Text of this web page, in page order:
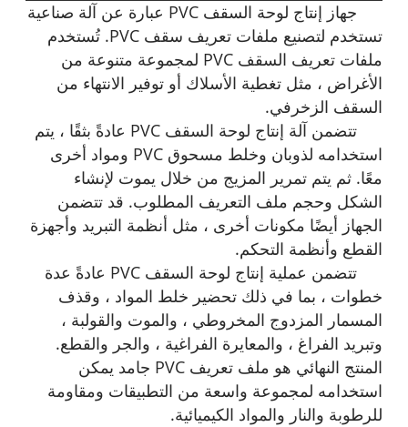
جهاز إنتاج لوحة السقف PVC عبارة عن آلة صناعية
تستخدم لتصنيع ملفات تعريف سقف PVC. تُستخدم
ملفات تعريف السقف PVC لمجموعة متنوعة من
الأغراض ، مثل تغطية الأسلاك أو توفير الانتهاء من
السقف الزخرفي.
تتضمن آلة إنتاج لوحة السقف PVC عادةً بثقًا ، يتم
استخدامه لذوبان وخلط مسحوق PVC ومواد أخرى
معًا. ثم يتم تمرير المزيج من خلال يموت لإنشاء
الشكل وحجم ملف التعريف المطلوب. قد تتضمن
الجهاز أيضًا مكونات أخرى ، مثل أنظمة التبريد وأجهزة
القطع وأنظمة التحكم.
تتضمن عملية إنتاج لوحة السقف PVC عادةً عدة
خطوات ، بما في ذلك تحضير خلط المواد ، وقذف
المسمار المزدوج المخروطي ، والموت والقولبة ،
وتبريد الفراغ ، والمعايرة الفراغية ، والجر والقطع.
المنتج النهائي هو ملف تعريف PVC جامد يمكن
استخدامه لمجموعة واسعة من التطبيقات ومقاومة
للرطوبة والنار والمواد الكيميائية.